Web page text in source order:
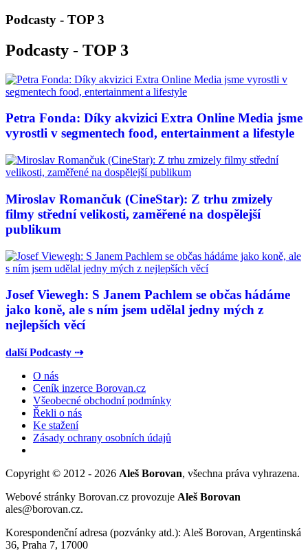
Podcasty - TOP 3
Podcasty - TOP 3
Petra Fonda: Díky akvizici Extra Online Media jsme
vyrostli v segmentech food, entertainment a lifestyle
Miroslav Romančuk (CineStar): Z trhu zmizely
filmy střední velikosti, zaměřené na dospělejší
publikum
Josef Viewegh: S Janem Pachlem se občas hádáme
jako koně, ale s ním jsem udělal jedny mých z
nejlepších věcí
další Podcasty ⇢
O nás
Ceník inzerce Borovan.cz
Všeobecné obchodní podmínky
Řekli o nás
Ke stažení
Zásady ochrany osobních údajů
Copyright © 2012 - 2026 Aleš Borovan, všechna práva vyhrazena.
Webové stránky Borovan.cz provozuje Aleš Borovan
ales@borovan.cz.
Korespondenční adresa (pozvánky atd.): Aleš Borovan, Argentinská
36, Praha 7, 17000